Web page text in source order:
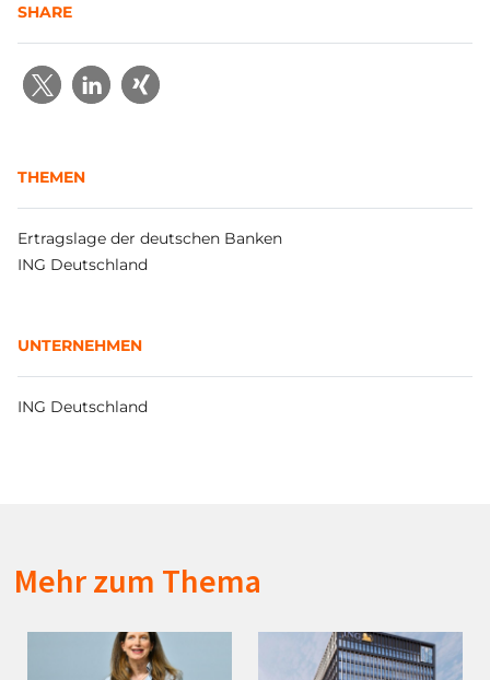
SHARE
THEMEN
Ertragslage der deutschen Banken
ING Deutschland
UNTERNEHMEN
ING Deutschland
Mehr zum Thema